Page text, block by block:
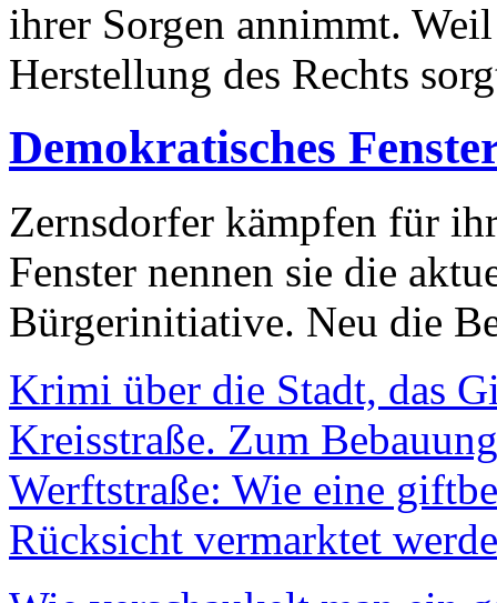
ihrer Sorgen annimmt.
Herstellung des Rechts
Demokratisches
Zernsdorfer kämpfen für
Fenster nennen sie die
Bürgerinitiative. Neu die
Krimi über die Stadt, das
Kreisstraße. Zum
Werftstraße: Wie eine
Rücksicht vermarktet